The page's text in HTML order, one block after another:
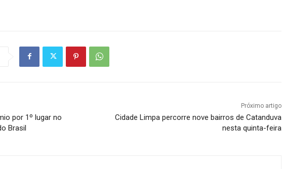
por 1º lugar no
Brasil
Próximo artigo
Cidade Limpa percorre nove bairros de Catanduva
nesta quinta-feira